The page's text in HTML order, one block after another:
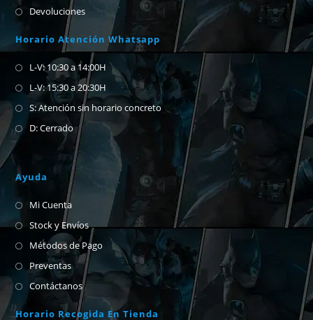
Devoluciones
Horario Atención Whatsapp
L-V: 10:30 a 14:00H
L-V: 15:30 a 20:30H
S: Atención sin horario concreto
D: Cerrado
Ayuda
Mi Cuenta
Stock y Envíos
Métodos de Pago
Preventas
Contáctanos
Horario Recogida En Tienda